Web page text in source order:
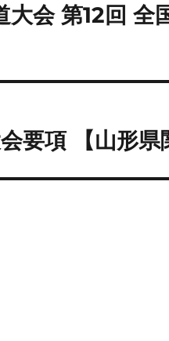
会 第12回 全
要項 【山形県